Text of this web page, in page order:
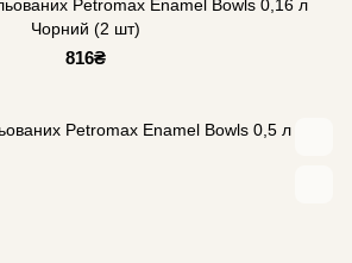
Petromax Enamel Bowls 0,16 л
Чорний (2 шт)
816₴